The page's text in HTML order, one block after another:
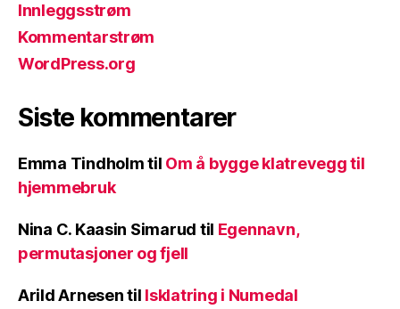
Innleggsstrøm
Kommentarstrøm
WordPress.org
Siste kommentarer
Emma Tindholmtil Om å bygge klatrevegg til
hjemmebruk
Nina C. Kaasin Simarud til Egennavn,
permutasjoner og fjell
Arild Arnesentil Isklatring i Numedal